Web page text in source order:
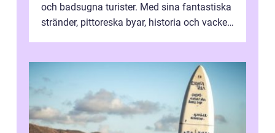
och badsugna turister. Med sina fantastiska
stränder, pittoreska byar, historia och vacker